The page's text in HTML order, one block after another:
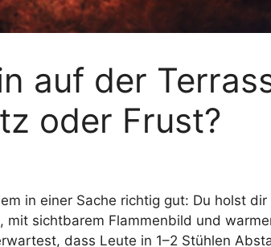
auf der
oder Frust?
in einer Sache richtig gut: Du holst
mit sichtbarem Flammenbild und
dass Leute in 1–2 Stühlen